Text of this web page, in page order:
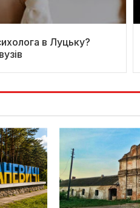
в Луцьку?